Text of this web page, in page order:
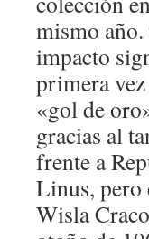
mismo
impacto
primera
«gol de
gracias al
frente a
Linus, pero
Wisla